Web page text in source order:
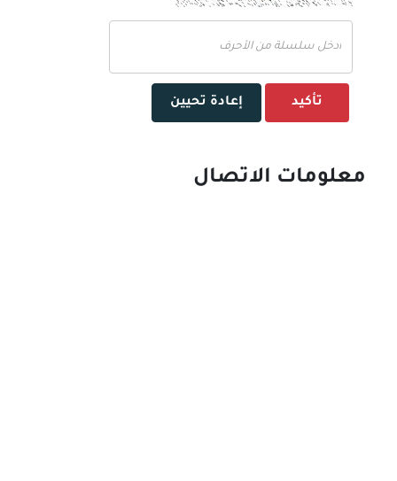
تأكيد إعادة تحيين
معلومات الاتصال